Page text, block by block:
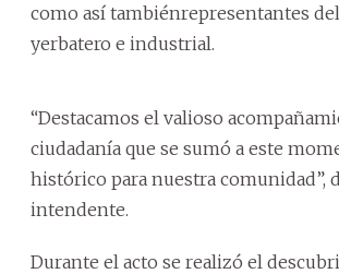
como así tambiénrepresentantes
yerbatero e industrial.
“Destacamos el valioso
ciudadanía que se sumó a este
histórico para nuestra comunidad”,
intendente.
Durante el acto se realizó el